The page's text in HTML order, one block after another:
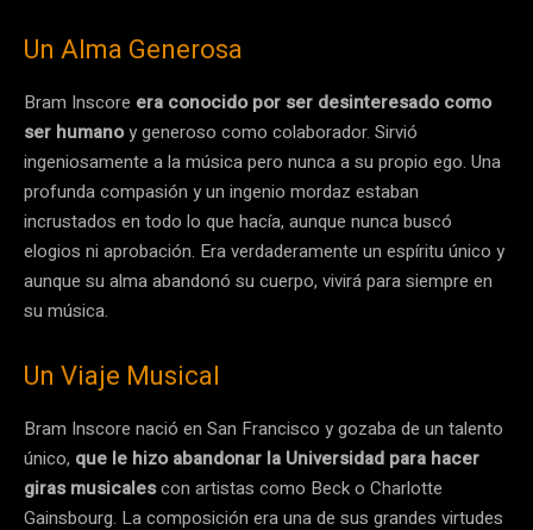
Un Alma Generosa
Bram Inscore era conocido por ser desinteresado como
ser humanoy generoso como colaborador. Sirvió
ingeniosamente a la música pero nunca a su propio ego. Una
profunda compasión y un ingenio mordaz estaban
incrustados en todo lo que hacía, aunque nunca buscó
elogios ni aprobación. Era verdaderamente un espíritu único y
aunque su alma abandonó su cuerpo, vivirá para siempre en
su música.
Un Viaje Musical
Bram Inscore nació en San Francisco y gozaba de un talento
único, que le hizo abandonar la Universidad para hacer
giras musicalescon artistas como Beck o Charlotte
Gainsbourg. La composición era una de sus grandes virtudes